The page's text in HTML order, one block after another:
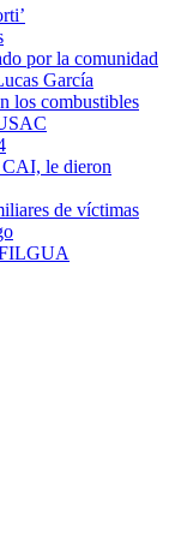
por la comunidad
García
los combustibles
CAI, le dieron
de víctimas